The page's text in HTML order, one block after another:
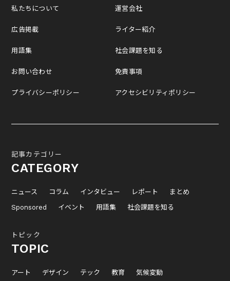
私たちについて
広告掲載
用語集
お問い合わせ
プライバシーポリシー
運営会社
ライター紹介
社会課題を知る
免責事項
アクセシビリティポリシー
記事カテゴリー
CATEGORY
ニュース コラム インタビュー レポート
まとめ
Sponsored
イベント 用語集 社会課題を知る
トピック
TOPIC
アート デザイン テック 教育 気候変動